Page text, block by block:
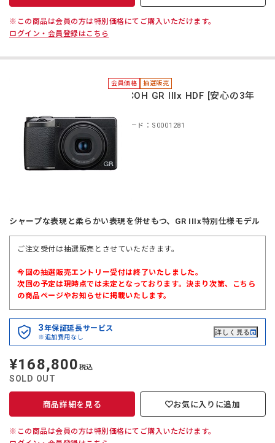
※この商品は会員の方は特別価格にてご購入いただけます。
ログイン・会員登録はこちら
会員価格 抽選販売
＊RICOH GR IIIx HDF [安心の3年
商品コード：S0001281
シャープな表現と柔らかい表現を併せもつ、GR IIIx特別仕様モデル
ご注文受付は抽選販売とさせていただきます。
今回の抽選販売エントリー受付は終了いたしました。
次回の予定は現時点では未定となっております。決まり次第、こちら
の商品ページやお知らせに掲載いたします。
3年保証延長サービス
※追加費用なし
詳しく見る
定
価
¥168,800 税込
SOLD OUT
商品詳細を見る お気に入りに追加
※この商品は会員の方は特別価格にてご購入いただけます。